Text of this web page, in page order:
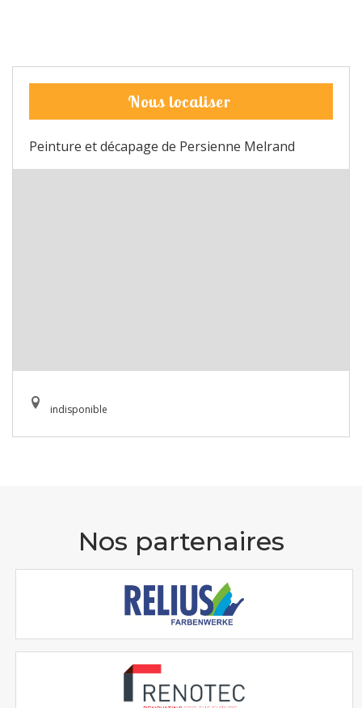
Nous localiser
Peinture et décapage de Persienne Melrand
indisponible
Nos partenaires